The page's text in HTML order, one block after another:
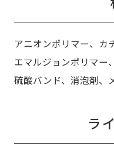
アニオンポリマー、カ
エマルジョンポリマー
硫酸バンド、消泡剤、
ラ